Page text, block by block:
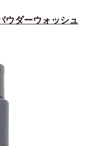
ダーウォッシュ